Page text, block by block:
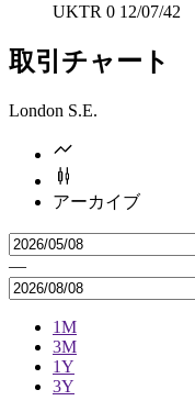
UKTR 0 12/07/42
取引チャート
London S.E.
アーカイブ
—
1M
3M
1Y
3Y